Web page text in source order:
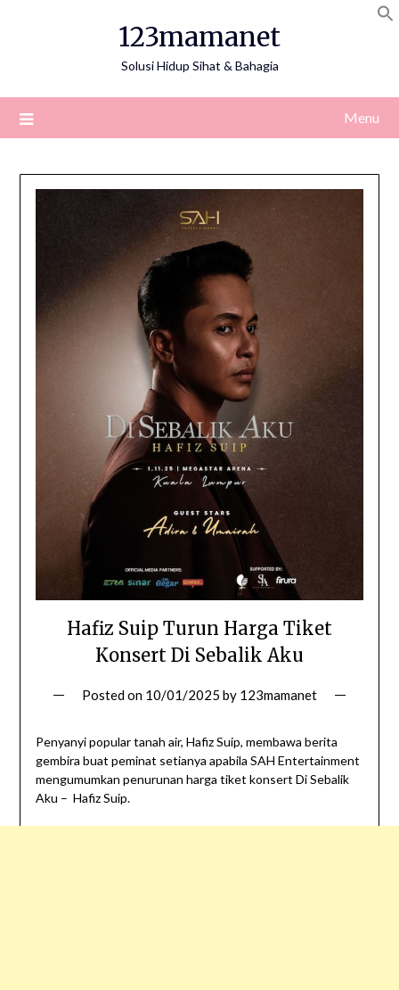
123mamanet
Solusi Hidup Sihat & Bahagia
Menu
Hafiz Suip Turun Harga Tiket
Konsert Di Sebalik Aku
Posted on 10/01/2025 by 123mamanet
Penyanyi popular tanah air, Hafiz Suip, membawa berita
gembira buat peminat setianya apabila SAH Entertainment
mengumumkan penurunan harga tiket konsert Di Sebalik
Aku – Hafiz Suip.